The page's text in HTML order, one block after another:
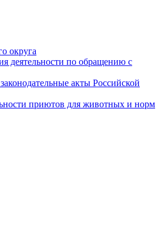
округа
деятельности по обращению с
акты Российской
приютов для животных и норм